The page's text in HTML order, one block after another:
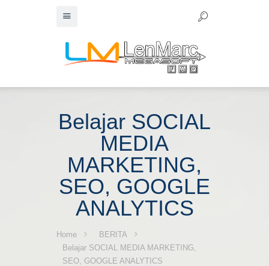
Belajar SOCIAL
MEDIA
MARKETING,
SEO, GOOGLE
ANALYTICS
Home
BERITA
Belajar SOCIAL MEDIA MARKETING,
SEO, GOOGLE ANALYTICS